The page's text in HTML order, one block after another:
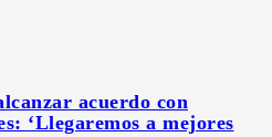
acuerdo con
‘Llegaremos a mejores